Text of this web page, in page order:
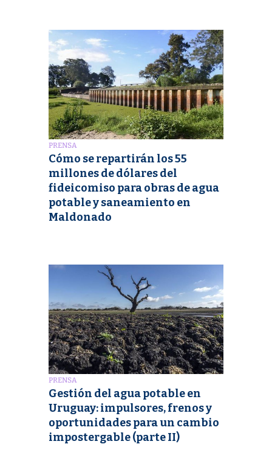
PRENSA
Cómo se repartirán los 55
millones de dólares del
fideicomiso para obras de agua
potable y saneamiento en
Maldonado
PRENSA
Gestión del agua potable en
Uruguay: impulsores, frenos y
oportunidades para un cambio
impostergable (parte II)